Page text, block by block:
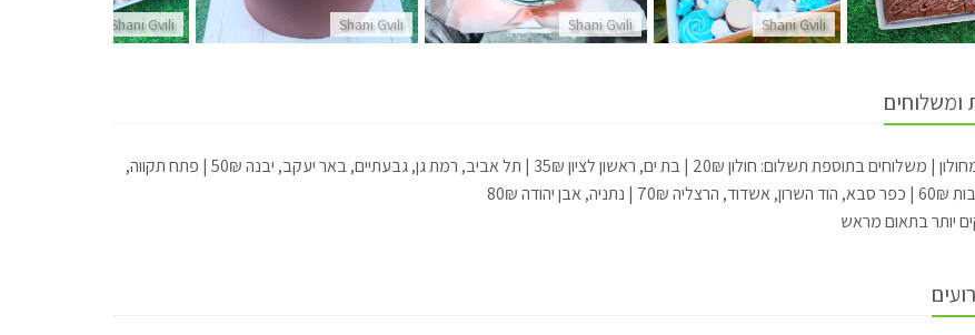
Shani Gvili
Shani Gvili
Shani Gvili
Shani Gvili
ומשלוחים
איסוף עצמי מחולון | משלוחים בתוספת תשלום: חולון 20₪ | בת ים, ראשון לציון 35₪ | תל אביב, רמת גן, גבעתיים, באר יעקב, יבנה 50₪ | פתח תקווה,
אבן יהודה 80₪
יותר בתאום מראש